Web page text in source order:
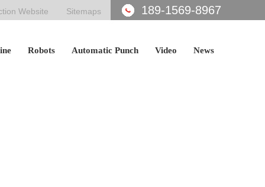
Website Sitemaps 189-1569-8967
Robots Automatic Punch Video News